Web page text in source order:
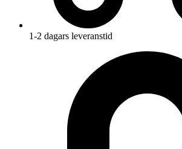
1-2 dagars leveranstid